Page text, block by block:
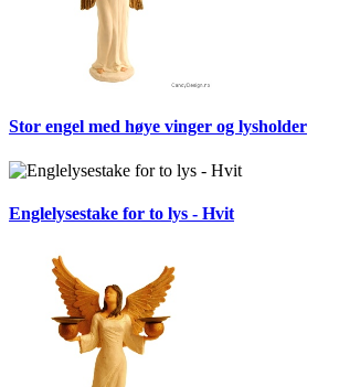
Stor engel med høye vinger og lysholder
Englelysestake for to lys - Hvit